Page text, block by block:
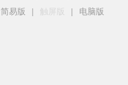
简易版
| 触屏版 | 电脑版